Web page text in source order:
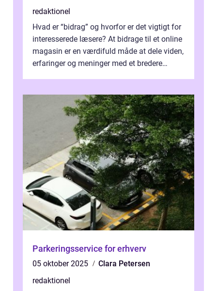
redaktionel
Hvad er “bidrag” og hvorfor er det vigtigt for
interesserede læsere? At bidrage til et online
magasin er en værdifuld måde at dele viden,
erfaringer og meninger med et bredere
Parkeringsservice for erhverv
05 oktober 2025
Clara Petersen
redaktionel